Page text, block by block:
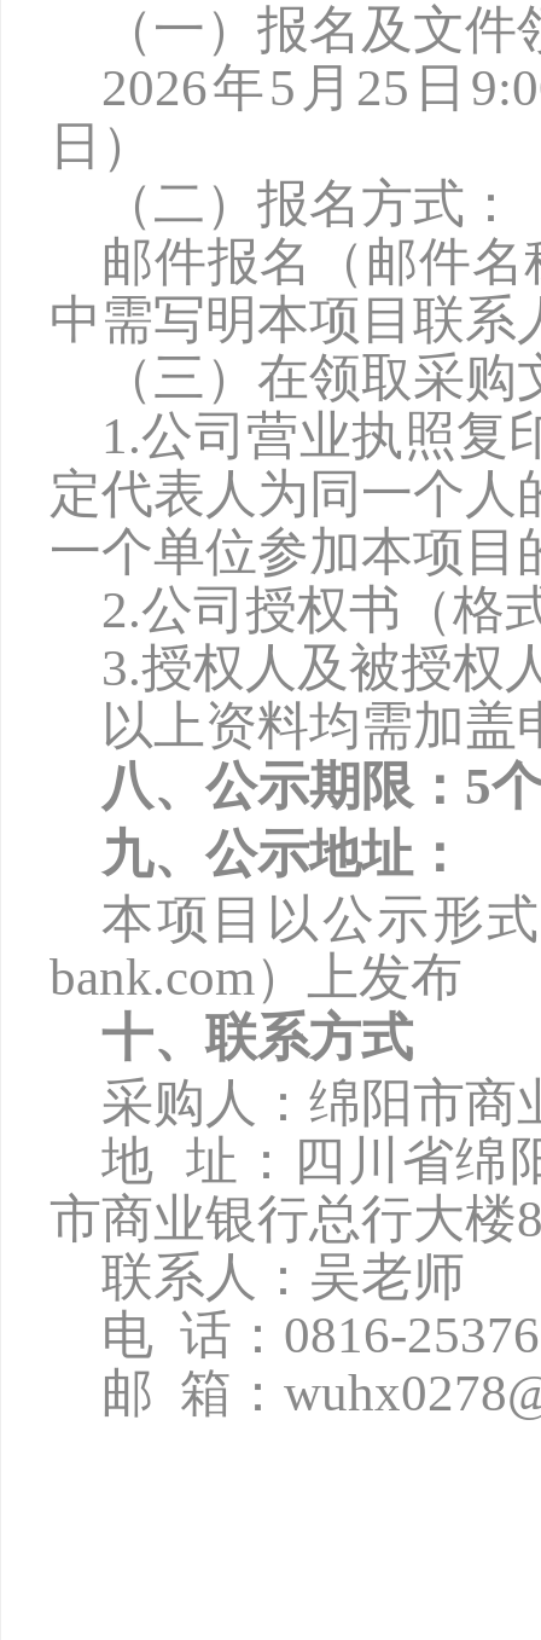
（一）报名及文
2026年5月25日
日）
（二）报名方式：
邮件报名（邮件
中需写明本项目联系
（三）在领取采
1.公司营业执照复
定代表人为同一个
一个单位参加本项目
2.公司授权书（格
3.授权人及被授权
以上资料均需加
八、公示期限： 5
九、公示地址：
本项目以公示形
bank.com）上发布
十、联系方式
采购人：绵阳市商
地 址：四川省绵
市商业银行总行大楼
联系人：吴老师
电 话： 0816-
邮 箱：